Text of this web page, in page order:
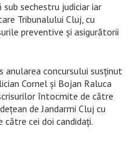
sechestru judiciar iar
Tribunalului Cluj, cu
preventive și asigurătorii
anularea concursului susținut
Cornel și Bojan Raluca
întocmite de către
de Jandarmi Cluj cu
către cei doi candidați.